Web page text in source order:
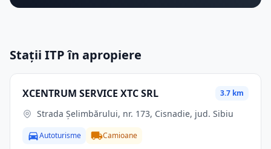
Stații ITP în apropiere
XCENTRUM SERVICE XTC SRL 3.7 km
Strada Șelimbărului, nr. 173, Cisnadie, jud. Sibiu
Autoturisme Camioane